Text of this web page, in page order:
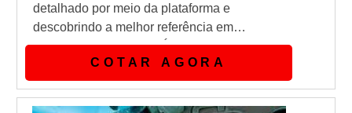
detalhado por meio da plataforma e
descobrindo a melhor referência em
qualidade do mercado.É importante lembrar
que o serviço deve sempre ser prestado por
empresas especializadas no segmento.
Esse tipo de cuidado ajuda a garantir a
COTAR AGORA